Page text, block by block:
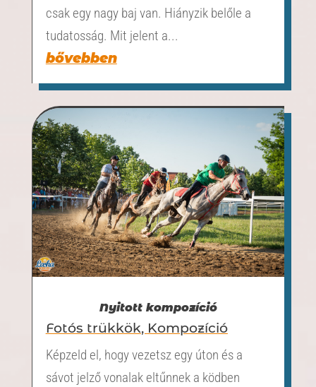
csak egy nagy baj van. Hiányzik belőle a
tudatosság. Mit jelent a...
bővebben
Nyitott kompozíció
Fotós trükkök, Kompozíció
Képzeld el, hogy vezetsz egy úton és a
sávot jelző vonalak eltűnnek a ködben